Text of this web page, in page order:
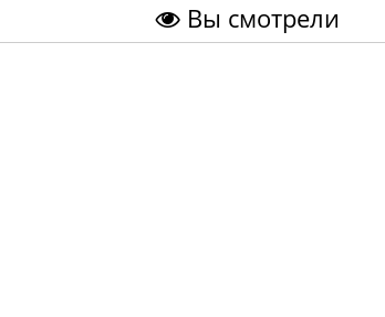
Вы смотрели